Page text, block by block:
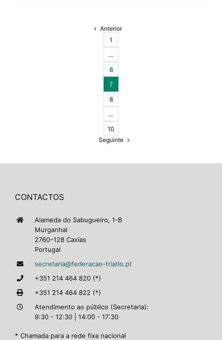
Anterior
1
…
6
7
8
…
10
Seguinte
CONTACTOS
Alameda do Sabugueiro, 1-B
Murganhal
2760–128 Caxias
Portugal
secretaria@federacao-triatlo.pt
+351 214 464 820 (*)
+351 214 464 822 (*)
Atendimento ao público (Secretaria):
9:30 - 12:30 | 14:00 - 17:30
* Chamada para a rede fixa nacional